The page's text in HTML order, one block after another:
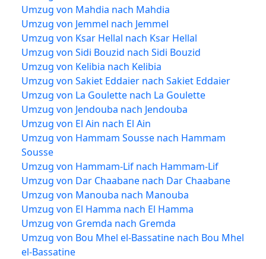
Umzug von Mahdia nach Mahdia
Umzug von Jemmel nach Jemmel
Umzug von Ksar Hellal nach Ksar Hellal
Umzug von Sidi Bouzid nach Sidi Bouzid
Umzug von Kelibia nach Kelibia
Umzug von Sakiet Eddaier nach Sakiet Eddaier
Umzug von La Goulette nach La Goulette
Umzug von Jendouba nach Jendouba
Umzug von El Ain nach El Ain
Umzug von Hammam Sousse nach Hammam
Sousse
Umzug von Hammam-Lif nach Hammam-Lif
Umzug von Dar Chaabane nach Dar Chaabane
Umzug von Manouba nach Manouba
Umzug von El Hamma nach El Hamma
Umzug von Gremda nach Gremda
Umzug von Bou Mhel el-Bassatine nach Bou Mhel
el-Bassatine